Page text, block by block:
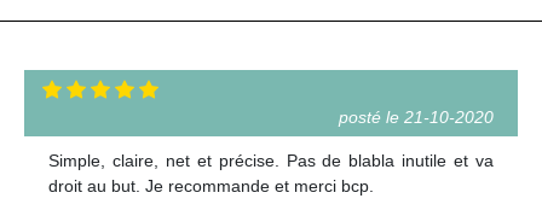
posté le 21-10-2020
Simple, claire, net et précise. Pas de blabla inutile et va
droit au but. Je recommande et merci bcp.